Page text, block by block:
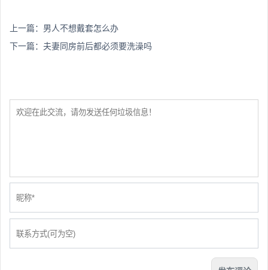
上一篇： 男人不想戴套怎么办
下一篇： 夫妻同房前后都必须要洗澡吗